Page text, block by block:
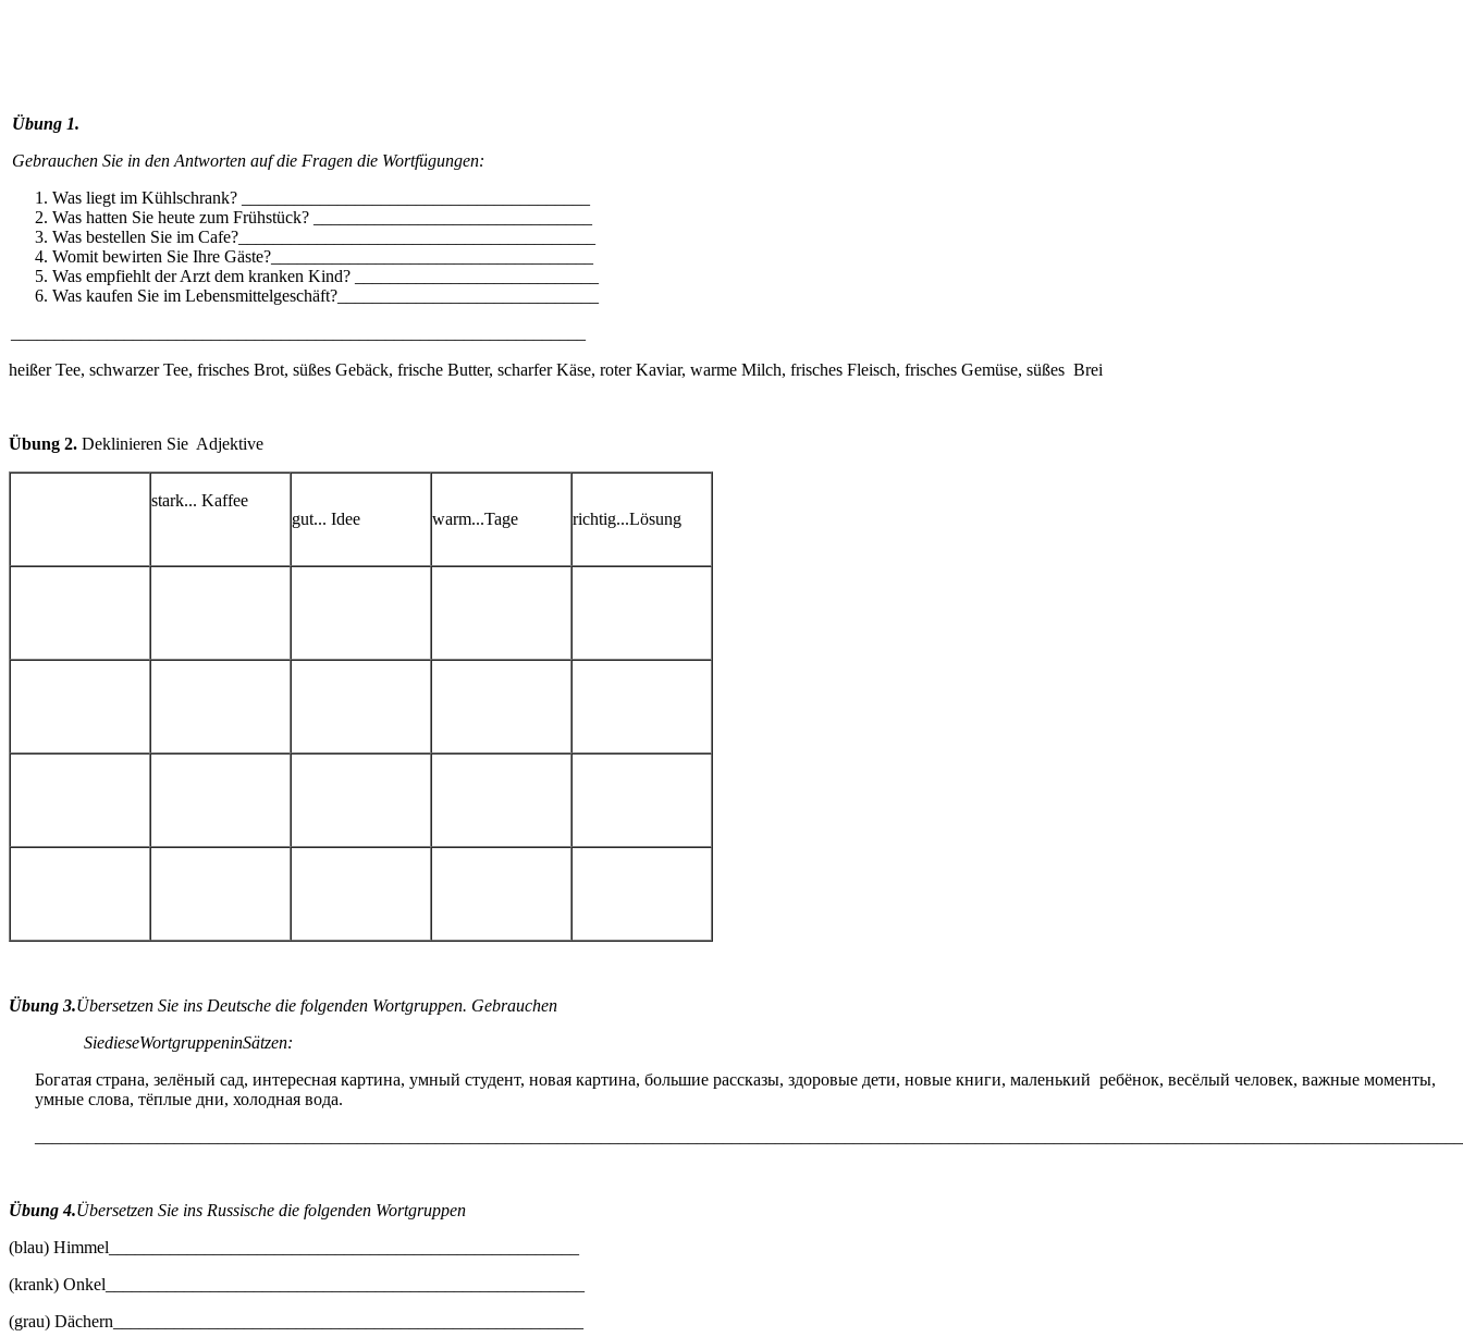
Übung 1.
Gebrauchen Sie in den Antworten auf die Fragen die Wortfügungen:
Was liegt im Kühlschrank? ________________________________________
Was hatten Sie heute zum Frühstück? ________________________________
Was bestellen Sie im Cafe?_________________________________________
Womit bewirten Sie Ihre Gäste?_____________________________________
Was empfiehlt der Arzt dem kranken Kind? ____________________________
Was kaufen Sie im Lebensmittelgeschäft?______________________________
heißer Tee, schwarzer Tee, frisches Brot, süßes Gebäck, frische Butter, scharfer Käse, roter Kaviar, warme Milch, frisches Fleisch, frisches Gemüse, süßes Brei
Übung 2. Deklinieren Sie Adjektive
stark... Kaffee
gut... Idee
warm...Tage richtig...Lösung
Übung 3.Übersetzen Sie ins Deutsche die folgenden Wortgruppen. Gebrauchen
SiedieseWortgruppeninSätzen:
Богатая страна, зелёный сад, интересная картина, умный студент, новая картина, большие рассказы, здоровые дети, новые книги, маленький ребёнок, весёлый человек, важные моменты,
умные слова, тёплые дни, холодная вода.
Übung 4.Übersetzen Sie ins Russische die folgenden Wortgruppen
(blau) Himmel______________________________________________________
(krank) Onkel_______________________________________________________
(grau) Dächern______________________________________________________